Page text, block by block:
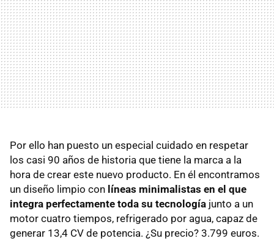
Por ello han puesto un especial cuidado en respetar
los casi 90 años de historia que tiene la marca a la
hora de crear este nuevo producto. En él encontramos
un diseño limpio con líneas minimalistas en el que
integra perfectamente toda su tecnología junto a un
motor cuatro tiempos, refrigerado por agua, capaz de
generar 13,4 CV de potencia. ¿Su precio? 3.799 euros.